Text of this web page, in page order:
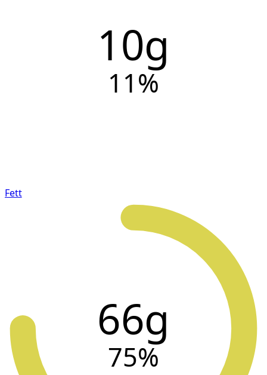
10g
11%
Fett
66g
75%